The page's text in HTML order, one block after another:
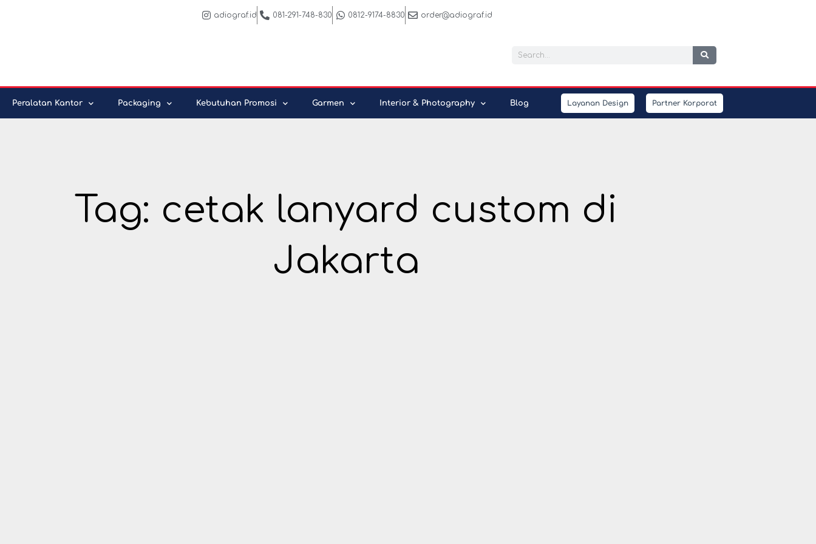
adiograf.id 081-291-748-830 0812-9174-8830 order@adiograf.id
Search
Peralatan Kantor Packaging Kebutuhan Promosi Garmen Interior & Photography Blog Layanan Design Partner Korporat
Tag: cetak lanyard custom di
Jakarta